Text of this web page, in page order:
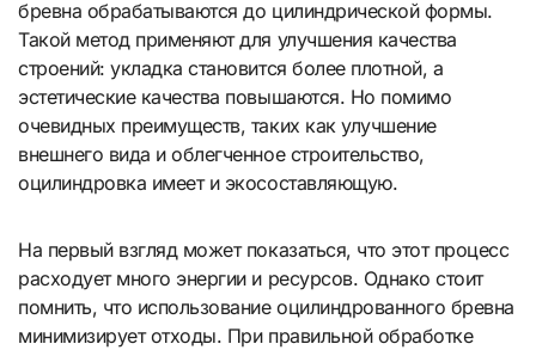
бревна обрабатываются до цилиндрической формы.
Такой метод применяют для улучшения качества
строений: укладка становится более плотной, а
эстетические качества повышаются. Но помимо
очевидных преимуществ, таких как улучшение
внешнего вида и облегченное строительство,
оцилиндровка имеет и экосоставляющую.
На первый взгляд может показаться, что этот процесс
расходует много энергии и ресурсов. Однако стоит
помнить, что использование оцилиндрованного бревна
минимизирует отходы. При правильной обработке